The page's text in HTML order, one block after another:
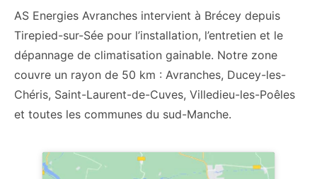
AS Energies Avranches intervient à Brécey depuis
Tirepied-sur-Sée pour l’installation, l’entretien et le
dépannage de climatisation gainable. Notre zone
couvre un rayon de 50 km : Avranches, Ducey-les-
Chéris, Saint-Laurent-de-Cuves, Villedieu-les-Poêles
et toutes les communes du sud-Manche.